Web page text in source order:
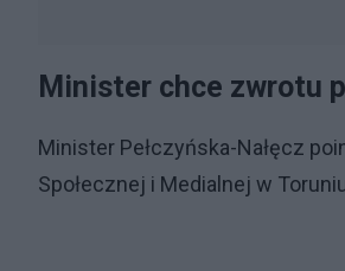
Minister chce zwrotu
Minister Pełczyńska-Nałęcz
Społecznej i Medialnej w